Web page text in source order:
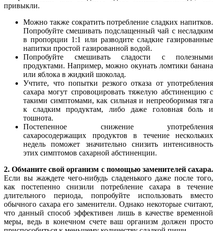
привыкли.
Можно также сократить потребление сладких напитков.
Попробуйте смешивать подслащенный чай с несладким
в пропорции 1:1 или разводите сладкие газированные
напитки простой газированной водой.
Попробуйте смешивать сладости с полезными
продуктами. Например, можно окунать ломтики банана
или яблока в жидкий шоколад.
Учтите, что попытки резкого отказа от употребления
сахара могут спровоцировать тяжелую абстиненцию с
такими симптомами, как сильная и непреоборимая тяга
к сладким продуктам, либо даже головная боль и
тошнота.
Постепенное снижение употребления
сахаросодержащих продуктов в течение нескольких
недель поможет значительно снизить интенсивность
этих симптомов сахарной абстиненции.
2. Обманите свой организм с помощью заменителей сахара.
Если вы жаждете чего-нибудь сладенького даже после того,
как постепенно снизили потребление сахара в течение
длительного периода, попробуйте использовать вместо
обычного сахара его заменители. Однако некоторые считают,
что данный способ эффективен лишь в качестве временной
меры, ведь в конечном счете ваш организм должен просто